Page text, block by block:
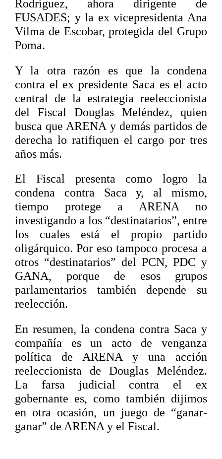
Rodríguez, ahora dirigente de
FUSADES; y la ex vicepresidenta Ana
Vilma de Escobar, protegida del Grupo
Poma.
Y la otra razón es que la condena
contra el ex presidente Saca es el acto
central de la estrategia reeleccionista
del Fiscal Douglas Meléndez, quien
busca que ARENA y demás partidos de
derecha lo ratifiquen el cargo por tres
años más.
El Fiscal presenta como logro la
condena contra Saca y, al mismo,
tiempo protege a ARENA no
investigando a los “destinatarios”, entre
los cuales está el propio partido
oligárquico. Por eso tampoco procesa a
otros “destinatarios” del PCN, PDC y
GANA, porque de esos grupos
parlamentarios también depende su
reelección.
En resumen, la condena contra Saca y
compañía es un acto de venganza
política de ARENA y una acción
reeleccionista de Douglas Meléndez.
La farsa judicial contra el ex
gobernante es, como también dijimos
en otra ocasión, un juego de “ganar-
ganar” de ARENA y el Fiscal.